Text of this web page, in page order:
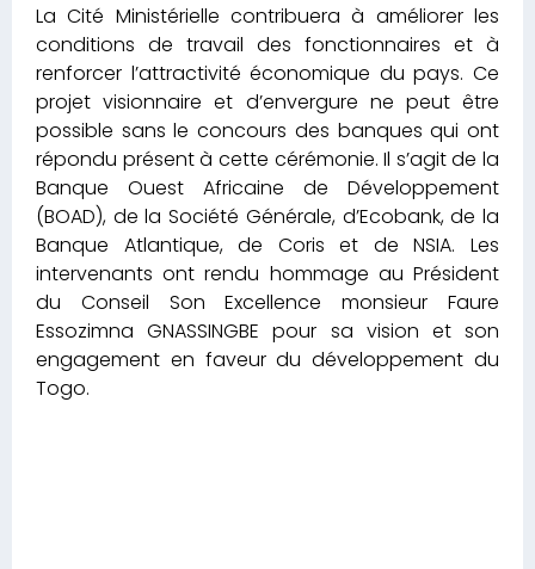
La Cité Ministérielle contribuera à améliorer les
conditions de travail des fonctionnaires et à
renforcer l’attractivité économique du pays. Ce
projet visionnaire et d’envergure ne peut être
possible sans le concours des banques qui ont
répondu présent à cette cérémonie. Il s’agit de la
Banque Ouest Africaine de Développement
(BOAD), de la Société Générale, d’Ecobank, de la
Banque Atlantique, de Coris et de NSIA. Les
intervenants ont rendu hommage au Président
du Conseil Son Excellence monsieur Faure
Essozimna GNASSINGBE pour sa vision et son
engagement en faveur du développement du
Togo.